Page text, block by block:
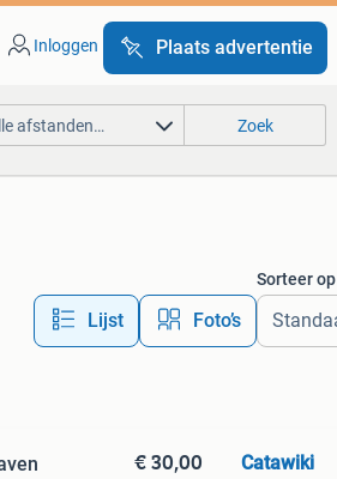
Inloggen Plaats advertentie
afstanden… Zoek
Lijst Foto’s
Sorteer op
€ 30,00 Catawiki